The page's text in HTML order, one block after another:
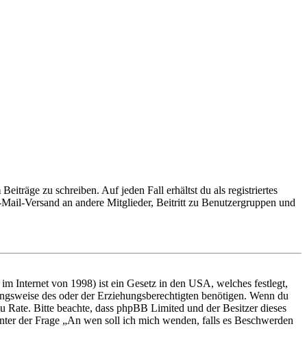
zu schreiben. Auf jeden Fall erhältst du als registriertes
Versand an andere Mitglieder, Beitritt zu Benutzergruppen und
Internet von 1998) ist ein Gesetz in den USA, welches festlegt,
des oder der Erziehungsberechtigten benötigen. Wenn du
Bitte beachte, dass phpBB Limited und der Besitzer dieses
der Frage „An wen soll ich mich wenden, falls es Beschwerden